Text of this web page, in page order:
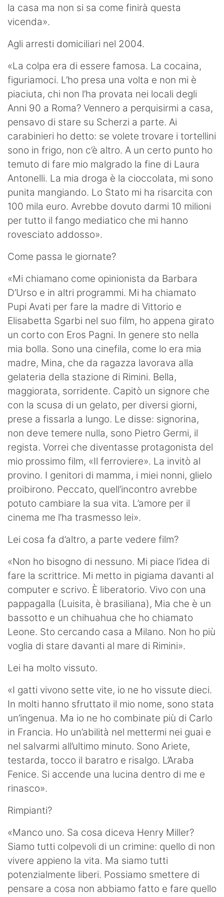
la casa ma non si sa come finirà questa
vicenda».
Agli arresti domiciliari nel 2004.
«La colpa era di essere famosa. La cocaina,
figuriamoci. L’ho presa una volta e non mi è
piaciuta, chi non l’ha provata nei locali degli
Anni 90 a Roma? Vennero a perquisirmi a casa,
pensavo di stare su Scherzi a parte. Ai
carabinieri ho detto: se volete trovare i tortellini
sono in frigo, non c’è altro. A un certo punto ho
temuto di fare mio malgrado la fine di Laura
Antonelli. La mia droga è la cioccolata, mi sono
punita mangiando. Lo Stato mi ha risarcita con
100 mila euro. Avrebbe dovuto darmi 10 milioni
per tutto il fango mediatico che mi hanno
rovesciato addosso».
Come passa le giornate?
«Mi chiamano come opinionista da Barbara
D’Urso e in altri programmi. Mi ha chiamato
Pupi Avati per fare la madre di Vittorio e
Elisabetta Sgarbi nel suo film, ho appena girato
un corto con Eros Pagni. In genere sto nella
mia bolla. Sono una cinefila, come lo era mia
madre, Mina, che da ragazza lavorava alla
gelateria della stazione di Rimini. Bella,
maggiorata, sorridente. Capitò un signore che
con la scusa di un gelato, per diversi giorni,
prese a fissarla a lungo. Le disse: signorina,
non deve temere nulla, sono Pietro Germi, il
regista. Vorrei che diventasse protagonista del
mio prossimo film, «Il ferroviere». La invitò al
provino. I genitori di mamma, i miei nonni, glielo
proibirono. Peccato, quell’incontro avrebbe
potuto cambiare la sua vita. L’amore per il
cinema me l’ha trasmesso lei».
Lei cosa fa d’altro, a parte vedere film?
«Non ho bisogno di nessuno. Mi piace l’idea di
fare la scrittrice. Mi metto in pigiama davanti al
computer e scrivo. È liberatorio. Vivo con una
pappagalla (Luisita, è brasiliana), Mia che è un
bassotto e un chihuahua che ho chiamato
Leone. Sto cercando casa a Milano. Non ho più
voglia di stare davanti al mare di Rimini».
Lei ha molto vissuto.
«I gatti vivono sette vite, io ne ho vissute dieci.
In molti hanno sfruttato il mio nome, sono stata
un’ingenua. Ma io ne ho combinate più di Carlo
in Francia. Ho un’abilità nel mettermi nei guai e
nel salvarmi all’ultimo minuto. Sono Ariete,
testarda, tocco il baratro e risalgo. L’Araba
Fenice. Si accende una lucina dentro di me e
rinasco».
Rimpianti?
«Manco uno. Sa cosa diceva Henry Miller?
Siamo tutti colpevoli di un crimine: quello di non
vivere appieno la vita. Ma siamo tutti
potenzialmente liberi. Possiamo smettere di
pensare a cosa non abbiamo fatto e fare quello